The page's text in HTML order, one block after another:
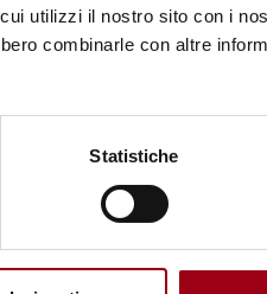
utilizzi il nostro sito con i
combinarle con altre
Statistiche